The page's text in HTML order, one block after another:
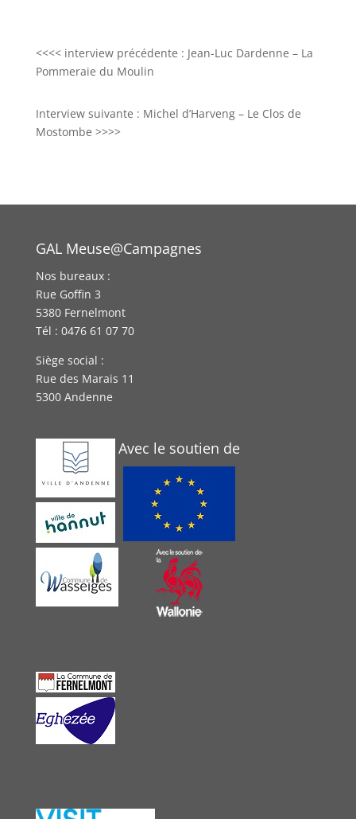
<<<< interview précédente : Jean-Luc Dardenne – La
Pommeraie du Moulin
Interview suivante : Michel d’Harveng – Le Clos de
Mostombe >>>>
GAL Meuse@Campagnes
Nos bureaux :
Rue Goffin 3
5380 Fernelmont
Tél : 0476 61 07 70
Siège social :
Rue des Marais 11
5300 Andenne
Avec le soutien de